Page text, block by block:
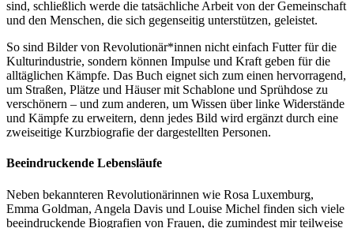
sind, schließlich werde die tatsächliche Arbeit von der Gemeinschaft
und den Menschen, die sich gegenseitig unterstützen, geleistet.
So sind Bilder von Revolutionär*innen nicht einfach Futter für die
Kulturindustrie, sondern können Impulse und Kraft geben für die
alltäglichen Kämpfe. Das Buch eignet sich zum einen hervorragend,
um Straßen, Plätze und Häuser mit Schablone und Sprühdose zu
verschönern – und zum anderen, um Wissen über linke Widerstände
und Kämpfe zu erweitern, denn jedes Bild wird ergänzt durch eine
zweiseitige Kurzbiografie der dargestellten Personen.
Beeindruckende Lebensläufe
Neben bekannteren Revolutionärinnen wie Rosa Luxemburg,
Emma Goldman, Angela Davis und Louise Michel finden sich viele
beeindruckende Biografien von Frauen, die zumindest mir teilweise